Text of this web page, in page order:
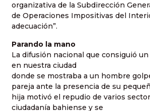
organizativa de la Subdirección
de Operaciones Impositivas del
adecuación”.
Parando la mano
La difusión nacional que consiguió
en nuestra ciudad
donde se mostraba a un hombre
pareja ante la presencia de su
hija motivó el repudio de varios
ciudadanía bahiense y se